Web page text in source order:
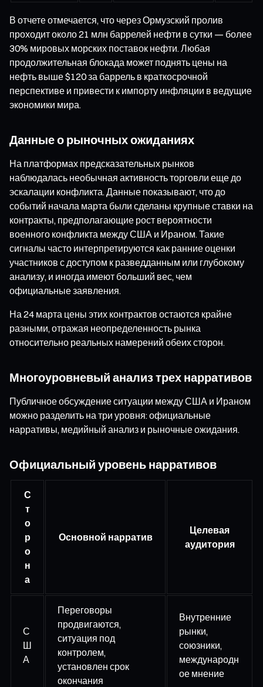
В отчете отмечается, что через Ормузский пролив
проходит около 21 млн баррелей нефти в сутки — более
30% мировых морских поставок нефти. Любая
продолжительная блокада может поднять цены на
нефть выше $120 за баррель в краткосрочной
перспективе и привести к импорту инфляции в ведущие
экономики мира.
Данные о рыночных ожиданиях
На платформах предсказательных рынков
наблюдалась необычная активность торговли еще до
эскалации конфликта. Данные показывают, что до
событий начала марта были сделаны крупные ставки на
контракты, предполагающие рост вероятности
военного конфликта между США и Ираном. Такие
сигналы часто интерпретируются как ранние оценки
участников с доступом к разведданным или глубокому
анализу, и иногда имеют больший вес, чем
официальные заявления.
На 24 марта цены этих контрактов остаются крайне
разными, отражая неопределенность рынка
относительно реальных намерений обеих сторон.
Многоуровневый анализ трех нарративов
Публичное обсуждение ситуации между США и Ираном
можно разделить на три уровня: официальные
нарративы, медийный анализ и рыночные ожидания.
Официальный уровень нарративов
С
т
о
р
о
н
а
Основной нарратив
Целевая
аудитория
С
Ш
А
Переговоры
продвигаются,
ситуация под
контролем,
установлен срок
окончания
Внутренние
рынки,
союзники,
международн
ое мнение